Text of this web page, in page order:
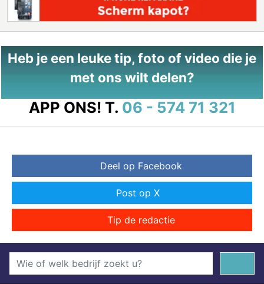
Heb je een leuke tip, foto of video die je
met ons wilt delen?
APP ONS! T. 06 - 574 71 321
Deel op Facebook
Post op X
Tip de redactie